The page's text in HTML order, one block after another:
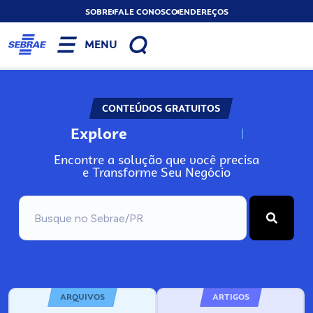
SOBREFALE CONOSCOENDEREÇOS
MENU
CONTEÚDOS GRATUITOS
Explore N
Encontre a solução que você precisa
e Transforme Seu Negócio
ARQUIVOS ARTIGOS